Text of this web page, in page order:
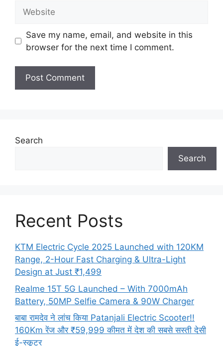
Save my name, email, and website in this
browser for the next time I comment.
Search
Search
Recent Posts
KTM Electric Cycle 2025 Launched with 120KM
Range, 2-Hour Fast Charging & Ultra-Light
Design at Just ₹1,499
Realme 15T 5G Launched – With 7000mAh
Battery, 50MP Selfie Camera & 90W Charger
बाबा रामदेव ने लांच किया Patanjali Electric Scooter!!
160Km रेंज और ₹59,999 कीमत में देश की सबसे सस्ती देसी
ई-स्कूटर